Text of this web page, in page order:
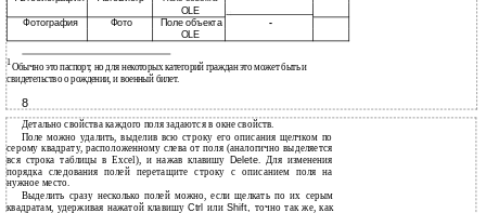
OLE
Фотография Фото Поле объекта -
OLE
1 Обычно это паспорт, но для некоторых категорий граждан это может быть и
свидетельство о рождении, и военный билет.
8
Детально свойства каждого поля задаются в окне свойств.
Поле можно удалить, выделив всю строку его описания щелчком по
серому квадрату, расположенному слева от поля (аналогично выделяется
вся строка таблицы в Excel), и нажав клавишу Delete. Для изменения
порядка следования полей перетащите строку с описанием поля на
нужное место.
Выделить сразу несколько полей можно, если щелкать по их серым
квадратам, удерживая нажатой клавишуCtrlили Shift, точно так же, как